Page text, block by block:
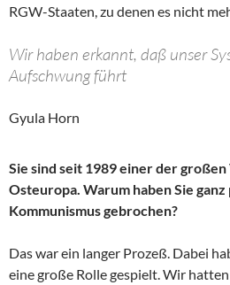
RGW-Staaten, zu denen es nicht
Wir haben erkannt, daß unser
Aufschwung führt
Gyula Horn
Sie sind seit 1989 einer der
Osteuropa. Warum haben Sie
Kommunismus gebrochen?
Das war ein langer Prozeß. Dabei
eine große Rolle gespielt. Wir